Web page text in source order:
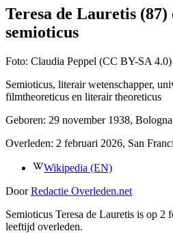
Teresa de Lauretis (87)
semioticus
Foto: Claudia Peppel (CC BY-SA 4.0)
Semioticus, literair wetenschapper,
filmtheoreticus en literair theoreticus
Geboren: 29 november 1938, Bologna
Overleden: 2 februari 2026, San
Wikipedia (EN)
Door Redactie Overleden.net
Semioticus Teresa de Lauretis is op 2
leeftijd overleden.